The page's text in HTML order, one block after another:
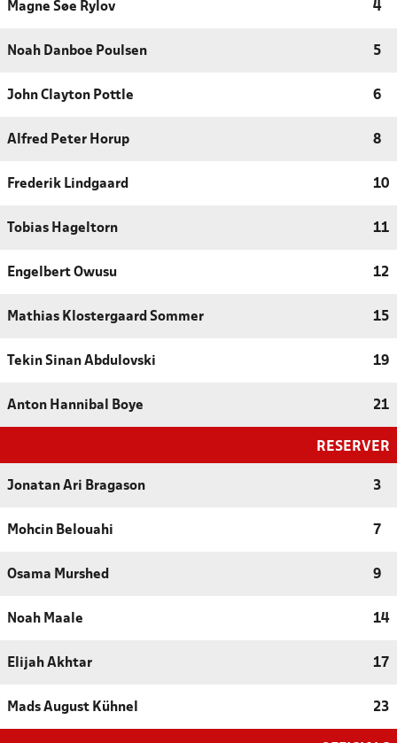
Magne Søe Rylov 4
Noah Danboe Poulsen 5
John Clayton Pottle 6
Alfred Peter Horup 8
Frederik Lindgaard 10
Tobias Hageltorn 11
Engelbert Owusu 12
Mathias Klostergaard Sommer 15
Tekin Sinan Abdulovski 19
Anton Hannibal Boye 21
RESERVER
Jonatan Ari Bragason 3
Mohcin Belouahi 7
Osama Murshed 9
Noah Maale 14
Elijah Akhtar 17
Mads August Kühnel 23